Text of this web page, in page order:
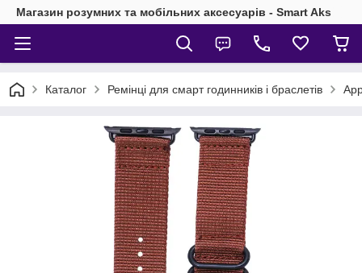
Магазин розумних та мобільних аксесуарів - Smart Aks
Каталог Ремінці для смарт годинників і браслетів